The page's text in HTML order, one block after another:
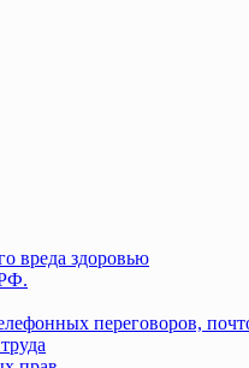
вреда здоровью
переговоров,